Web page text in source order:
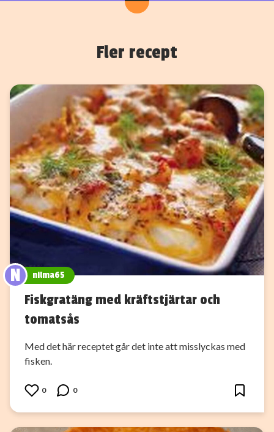
Fler recept
N nilma65
Fiskgratäng med kräftstjärtar och
tomatsås
Med det här receptet går det inte att misslyckas med
fisken.
0 0